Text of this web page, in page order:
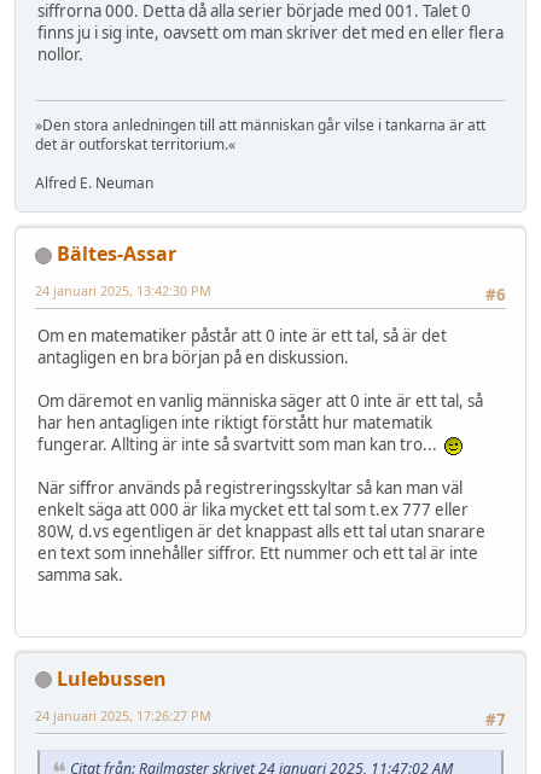
siffrorna 000. Detta då alla serier började med 001. Talet 0
finns ju i sig inte, oavsett om man skriver det med en eller flera
nollor.
»Den stora anledningen till att människan går vilse i tankarna är att
det är outforskat territorium.«
Alfred E. Neuman
Bältes-Assar
#6
24 januari 2025, 13:42:30 PM
Om en matematiker påstår att 0 inte är ett tal, så är det
antagligen en bra början på en diskussion.
Om däremot en vanlig människa säger att 0 inte är ett tal, så
har hen antagligen inte riktigt förstått hur matematik
fungerar. Allting är inte så svartvitt som man kan tro...
När siffror används på registreringsskyltar så kan man väl
enkelt säga att 000 är lika mycket ett tal som t.ex 777 eller
80W, d.vs egentligen är det knappast alls ett tal utan snarare
en text som innehåller siffror. Ett nummer och ett tal är inte
samma sak.
Lulebussen
#7
24 januari 2025, 17:26:27 PM
Citat från: Railmaster skrivet 24 januari 2025, 11:47:02 AM